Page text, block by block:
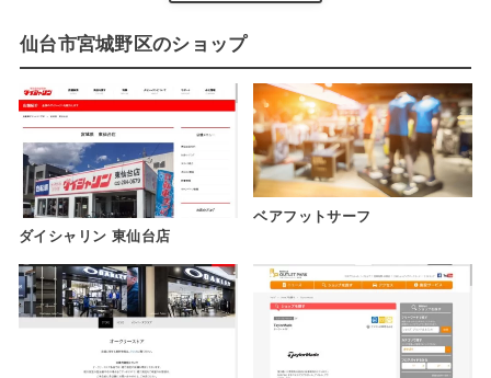
仙台市宮城野区のショップ
ダイシャリン 東仙台店
ベアフットサーフ